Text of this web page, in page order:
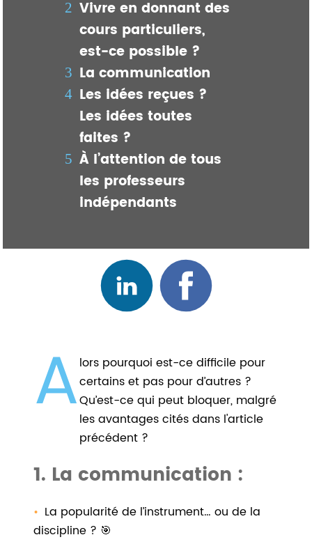
Vivre en donnant des
cours particuliers,
est-ce possible ?
La communication
Les idées reçues ?
Les idées toutes
faites ?
À l’attention de tous
les professeurs
indépendants
Alors pourquoi est-ce difficile pour
certains et pas pour d’autres ?
Qu’est-ce qui peut bloquer, malgré
les avantages cités dans l'article
précédent ?
1. La communication :
La popularité de l’instrument… ou de la
discipline ? 🎯